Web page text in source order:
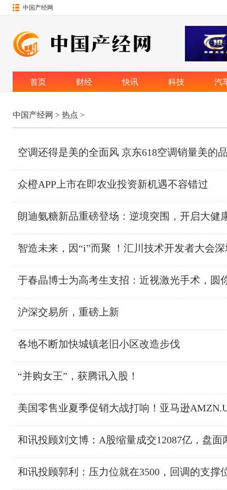
中国产经网
首页 财经 快讯 科技 汽
中国产经网 > 热点 >
空调还得是美的全面风 京东618空调销量美的
众橙APP上市在即农业投资新机遇不容错过
朗迪氨糖新品重磅登场：逆境突围，开启大健
智造未来，因“i”而聚 ！汇川技术开发者大会
于春晶博士为高考生支招：近视激光手术，圆
沪深交易所，重磅上新
各地不断加快城镇老旧小区改造步伐
“并购女王”，获腾讯入股！
美国零售业夏季促销大战打响！亚马逊
和讯投顾刘文博：A股缩量成交12087亿，盘面
和讯投顾郭利：压力位就在3500，回调的支撑